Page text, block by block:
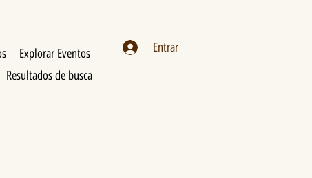
Entrar
Explorar Eventos
Resultados de busca